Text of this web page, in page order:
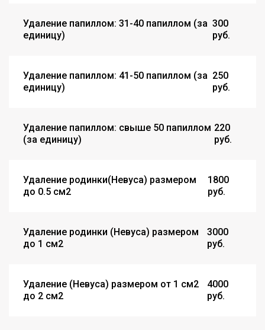
Удаление папиллом: 31-40 папиллом (за
единицу)
300
руб.
Удаление папиллом: 41-50 папиллом (за
единицу)
250
руб.
Удаление папиллом: свыше 50 папиллом
(за единицу)
220
руб.
Удаление родинки(Невуса) размером
до 0.5 см2
1800
руб.
Удаление родинки (Невуса) размером
до 1 см2
3000
руб.
Удаление (Невуса) размером от 1 см2
до 2 см2
4000
руб.